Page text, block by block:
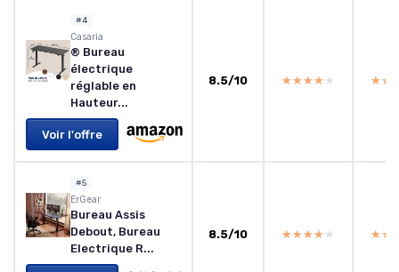
#4
Casaria
® Bureau
électrique
réglable en
Hauteur...
Voir l'offre
8.5/10 ★★★★★
★★★★★
#5
ErGear
Bureau Assis
Debout, Bureau
Electrique R...
8.5/10 ★★★★★
★★★★★